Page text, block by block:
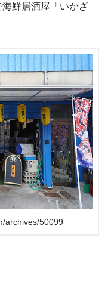
鮮居酒屋「いかざ
archives/50099